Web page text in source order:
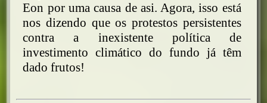
Eon por uma causa de asi. Agora, isso está
nos dizendo que os protestos persistentes
contra a inexistente política de
investimento climático do fundo já têm
dado frutos!